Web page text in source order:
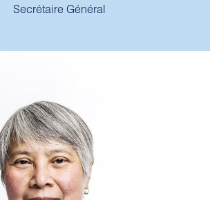
Secrétaire Général